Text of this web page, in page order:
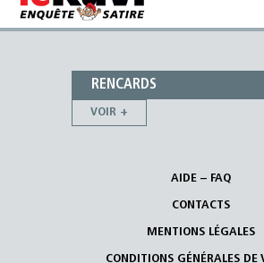
RENCARDS
VOIR +
AIDE – FAQ
CONTACTS
MENTIONS LÉGALES
CONDITIONS GÉNÉRALES DE